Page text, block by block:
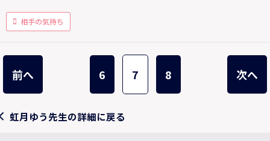
相手の気持ち
前へ 6 7 8 次へ
虹月ゆう先生の詳細に戻る